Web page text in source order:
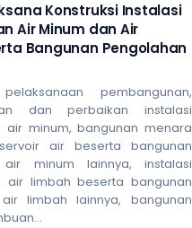
Konstruksi Instalasi
Air Minum dan Air
Bangunan Pengolahan
pembangunan,
dan perbaikan instalasi
air minum, bangunan menara
air beserta bangunan
air minum lainnya, instalasi
air limbah beserta bangunan
limbah lainnya, bangunan